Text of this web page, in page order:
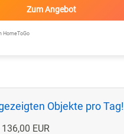
Zum Angebot
HomeToGo
Objekte pro Tag!
EUR